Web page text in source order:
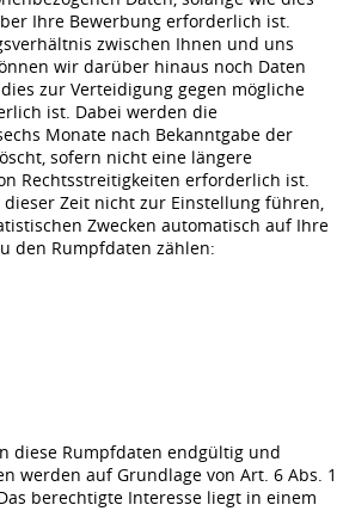
Ihre Bewerbung erforderlich ist.
zwischen Ihnen und uns
wir darüber hinaus noch Daten
zur Verteidigung gegen mögliche
ist. Dabei werden die
Monate nach Bekanntgabe der
sofern nicht eine längere
Rechtsstreitigkeiten erforderlich ist.
Zeit nicht zur Einstellung führen,
Zwecken automatisch auf Ihre
den Rumpfdaten zählen:
diese Rumpfdaten endgültig und
werden auf Grundlage von Art. 6 Abs. 1
berechtigte Interesse liegt in einem